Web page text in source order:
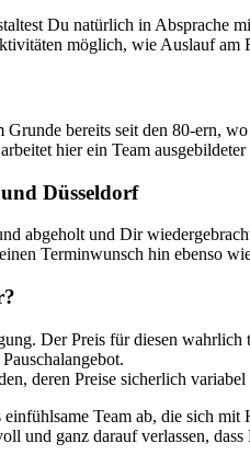
Du natürlich in Absprache
möglich, wie Auslauf
bereits seit den 80-ern,
hier ein Team ausgebildeter
Düsseldorf
abgeholt und Dir
Terminwunsch hin ebenso
Der Preis für diesen
deren Preise sicherlich
Team ab, die sich
und ganz darauf verlassen,